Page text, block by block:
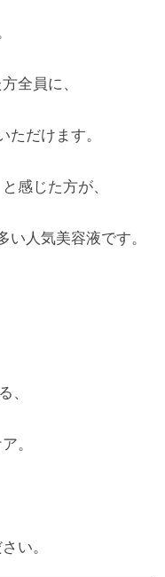
全員に、
だけます。
感じた方が、
人気美容液です。
、
。
い。